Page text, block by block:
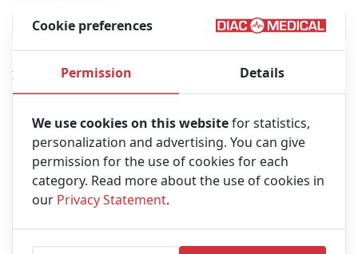
Ihre Nachricht
Cookie preferences
Permission Details
We use cookies on this websitefor statistics,
personalization and advertising. You can give
permission for the use of cookies for each
category. Read more about the use of cookies in
our Privacy Statement.